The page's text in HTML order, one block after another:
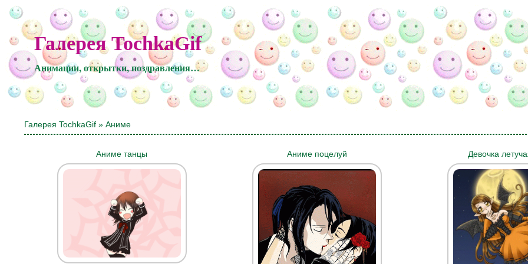
Галерея TochkaGif
Анимации, открытки, поздравления…
Галерея TochkaGif » Аниме
Аниме танцы Аниме поцелуй Девочка